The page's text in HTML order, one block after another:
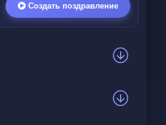
Создать поздравление